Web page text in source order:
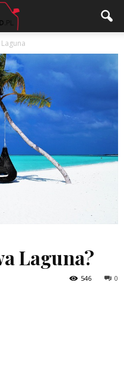
Laguna?
0
546